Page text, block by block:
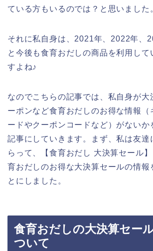
ている方もいるのでは？と思いました
それに私自身は、2021年、2022年、
と今後も食育おだしの商品を利用して
すよね♪
なのでこちらの記事では、私自身が大
ーポンなど食育おだしのお得な情報（
ードやクーポンコードなど）がないか
記事にしていきます。まず、私は友達
らって、【食育おだし 大決算セール
育おだしのお得な大決算セールの情報
とにしました。
食育おだしの大決算セー
ついて